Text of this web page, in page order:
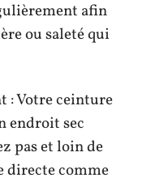
afin
ou saleté qui
: Votre ceinture
endroit sec
pas et loin de
directe comme